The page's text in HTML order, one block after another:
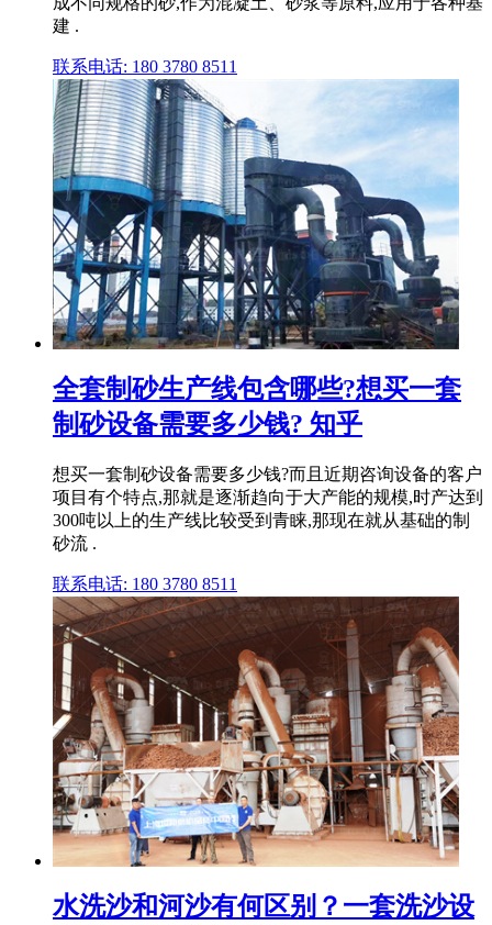
建 .
联系电话: 180 3780 8511
全套制砂生产线包含哪些?想买一套
制砂设备需要多少钱? 知乎
想买一套制砂设备需要多少钱?而且近期咨询设备的客户
项目有个特点,那就是逐渐趋向于大产能的规模,时产达到
300吨以上的生产线比较受到青睐,那现在就从基础的制
砂流 .
联系电话: 180 3780 8511
水洗沙和河沙有何区别？一套洗沙设